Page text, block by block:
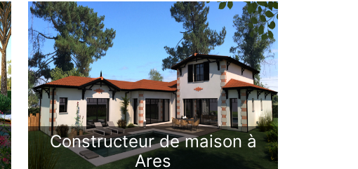
Constructeur de maison à
Ares